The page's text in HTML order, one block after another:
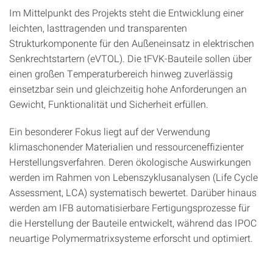
Im Mittelpunkt des Projekts steht die Entwicklung einer
leichten, lasttragenden und transparenten
Strukturkomponente für den Außeneinsatz in elektrischen
Senkrechtstartern (eVTOL). Die tFVK-Bauteile sollen über
einen großen Temperaturbereich hinweg zuverlässig
einsetzbar sein und gleichzeitig hohe Anforderungen an
Gewicht, Funktionalität und Sicherheit erfüllen.
Ein besonderer Fokus liegt auf der Verwendung
klimaschonender Materialien und ressourceneffizienter
Herstellungsverfahren. Deren ökologische Auswirkungen
werden im Rahmen von Lebenszyklusanalysen (Life Cycle
Assessment, LCA) systematisch bewertet. Darüber hinaus
werden am IFB automatisierbare Fertigungsprozesse für
die Herstellung der Bauteile entwickelt, während das IPOC
neuartige Polymermatrixsysteme erforscht und optimiert.